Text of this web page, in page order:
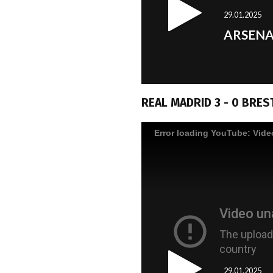
REAL MADRID 3 - 0